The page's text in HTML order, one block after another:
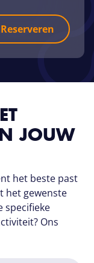
Reserveren
JOUW
het beste past
het gewenste
specifieke
Ons